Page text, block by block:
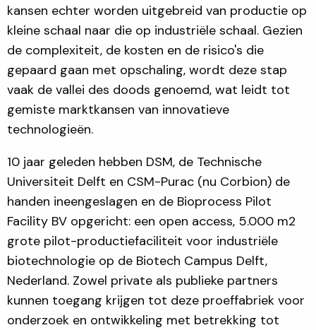
kansen echter worden uitgebreid van productie op
kleine schaal naar die op industriële schaal. Gezien
de complexiteit, de kosten en de risico's die
gepaard gaan met opschaling, wordt deze stap
vaak de vallei des doods genoemd, wat leidt tot
gemiste marktkansen van innovatieve
technologieën.
10 jaar geleden hebben DSM, de Technische
Universiteit Delft en CSM-Purac (nu Corbion) de
handen ineengeslagen en de Bioprocess Pilot
Facility BV opgericht: een open access, 5.000 m2
grote pilot-productiefaciliteit voor industriële
biotechnologie op de Biotech Campus Delft,
Nederland. Zowel private als publieke partners
kunnen toegang krijgen tot deze proeffabriek voor
onderzoek en ontwikkeling met betrekking tot